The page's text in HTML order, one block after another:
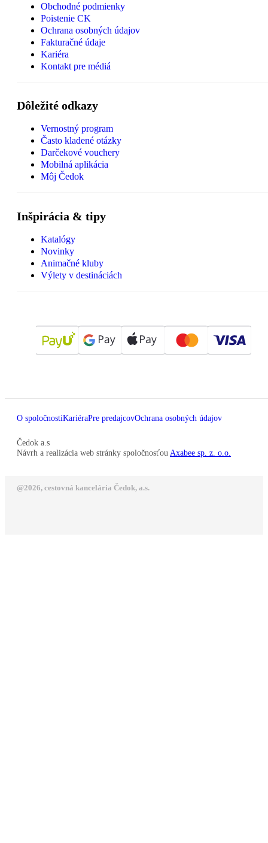
Obchodné podmienky
Poistenie CK
Ochrana osobných údajov
Fakturačné údaje
Kariéra
Kontakt pre médiá
Dôležité odkazy
Vernostný program
Často kladené otázky
Darčekové vouchery
Mobilná aplikácia
Môj Čedok
Inšpirácia & tipy
Katalógy
Novinky
Animačné kluby
Výlety v destináciách
O spoločnostiKariéraPre predajcovOchrana osobných údajov
Čedok a.s
Návrh a realizácia web stránky spoločnosťou Axabee sp. z. o.o.
@2026, cestovná kancelária Čedok, a.s.